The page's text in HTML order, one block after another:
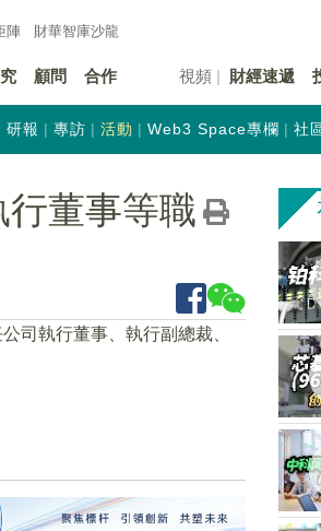
陣 財華智庫沙龍
顧問 合作 視頻 財經速遞
研報 專訪 活動 Web3 Space專欄 社
董事等職
司執行董事、執行副總裁、